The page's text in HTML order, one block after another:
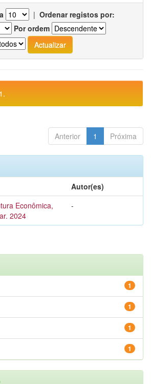
| Ordenar registos por:
Por ordem
Anterior 1 Próxima
Autor(es)
Econômica,
2024
-
1
1
1
1